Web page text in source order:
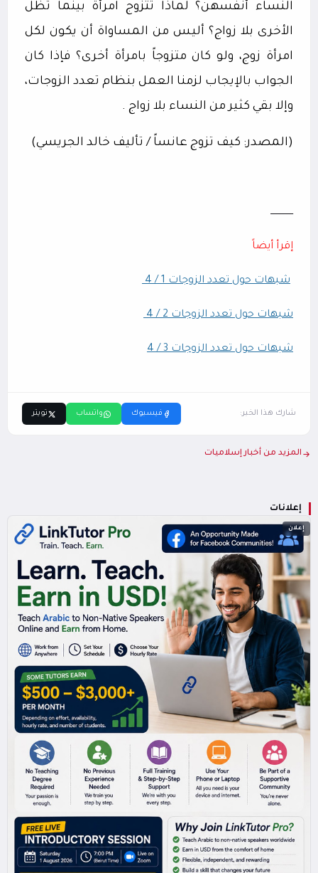
إعلانات
إعلان
النساء أنفسهن؟ لماذا تتزوج امرأة بينما تظل
الأخرى بلا زواج؟ أليس من المساواة أن يكون لكل
امرأة زوج، ولو كان متزوجاً بامرأة أخرى؟ فإذا كان
الجواب بالإيجاب لزمنا العمل بنظام تعدد الزوجات،
وإلا بقي كثير من النساء بلا زواج .
(المصدر: كيف تزوج عانساً / تأليف خالد الجريسي)
ــــــــــــــــ
إقرأ أيضاً
شبهات حول تعدد الزوجات 1 / 4
شبهات حول تعدد الزوجات 2 / 4
شبهات حول تعدد الزوجات 3 / 4
شارك هذا الخبر: فيسبوك واتساب تويتر
المزيد من أخبار إسلاميات